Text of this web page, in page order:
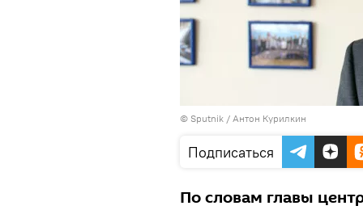
© Sputnik / Антон Курилкин
Подписаться
По словам главы